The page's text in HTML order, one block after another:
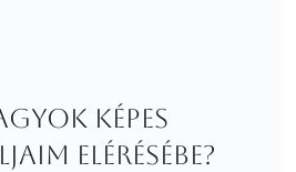
képes
elérésébe?